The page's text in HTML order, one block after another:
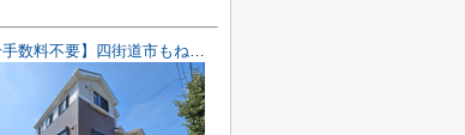
【仲介手数料不要】四街道市もねの里2丁目 中古戸建【内・外装リフォーム完了済み】